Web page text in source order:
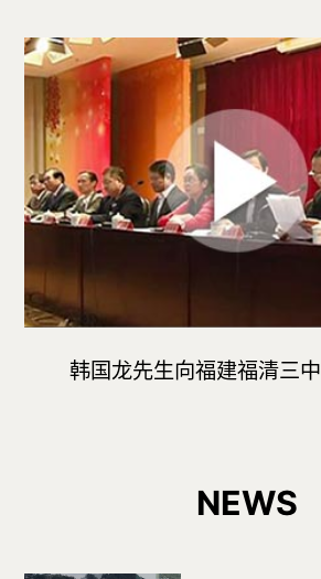
韩国龙先生向福建福清三中
NEWS